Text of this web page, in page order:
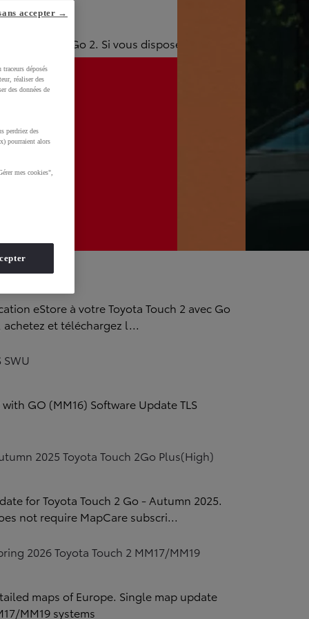
Touch & Go 2. Si vous disposez d'un
mapupdates.eu
carte
eStore à votre Toyota Touch 2 avec Go
et téléchargez l...
SWU
GO (MM16) Software Update TLS
2025 Toyota Touch 2Go Plus(High)
for Toyota Touch 2 Go - Autumn 2025.
not require MapCare subscri...
2026 Toyota Touch 2 MM17/MM19
maps of Europe. Single map update
MM19 systems
déposés
réaliser des
des données de
perdriez des
pourraient alors
mes cookies",
accepter →